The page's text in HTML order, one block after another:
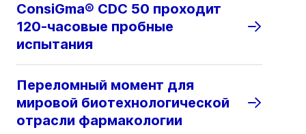
ConsiGma® CDC 50 проходит
120-часовые пробные
испытания
Переломный момент для
мировой биотехнологической
отрасли фармакологии